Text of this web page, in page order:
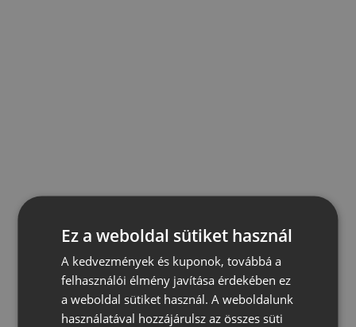
Ez a weboldal sütiket használ
A kedvezmények és kuponok, továbbá a
felhasználói élmény javítása érdekében ez
a weboldal sütiket használ. A weboldalunk
használatával hozzájárulsz az összes süti